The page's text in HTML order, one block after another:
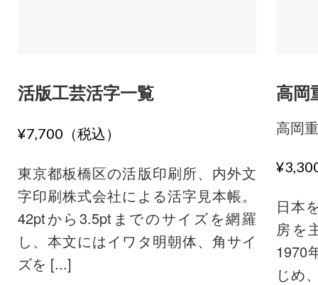
活版工芸活字一覧
¥7,700（税込）
東京都板橋区の活版印刷所、内外文
字印刷株式会社による活字見本帳。
42ptから3.5ptまでのサイズを網羅
し、本文にはイワタ明朝体、角サイ
ズを [...]
高岡
高岡
日本
房を
1970
じめ